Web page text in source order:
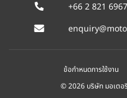
+66 2 821 6967
ข้อกำหนดการใช้งาน
© 2026 บริษัท มอเตอ